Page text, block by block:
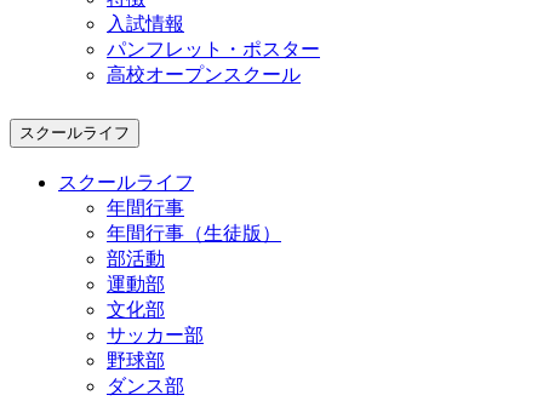
入試情報
パンフレット・ポスター
高校オープンスクール
スクールライフ
スクールライフ
年間行事
年間行事（生徒版）
部活動
運動部
文化部
サッカー部
野球部
ダンス部